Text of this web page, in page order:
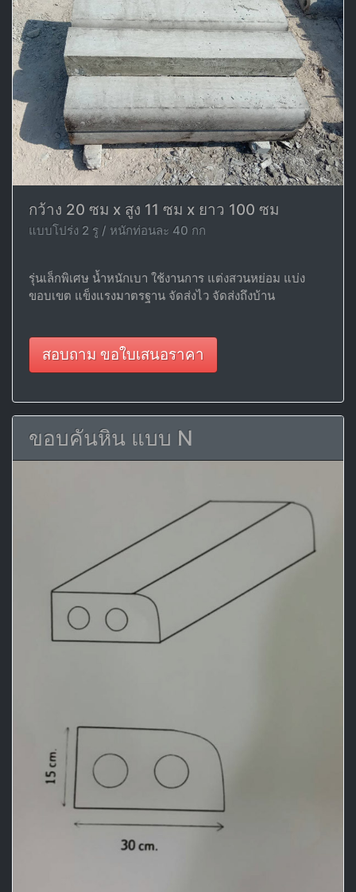
กว้าง 20 ซม x สูง 11 ซม x ยาว 100 ซม
แบบโปร่ง 2 รู / หนักท่อนละ 40 กก
รุ่นเล็กพิเศษ น้ำหนักเบา ใช้งานการ แต่งสวนหย่อม แบ่ง
ขอบเขต แข็งแรงมาตรฐาน จัดส่งไว จัดส่งถึงบ้าน
สอบถาม ขอใบเสนอราคา
ขอบคันหิน แบบ N